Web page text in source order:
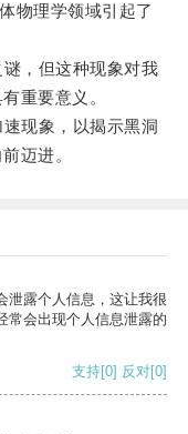
物理学领域引起了
，但这种现象对我
重要意义。
现象，以揭示黑洞
迈进。
泄露个人信息，这让我很
常会出现个人信息泄露的
支持[0] 反对[0]